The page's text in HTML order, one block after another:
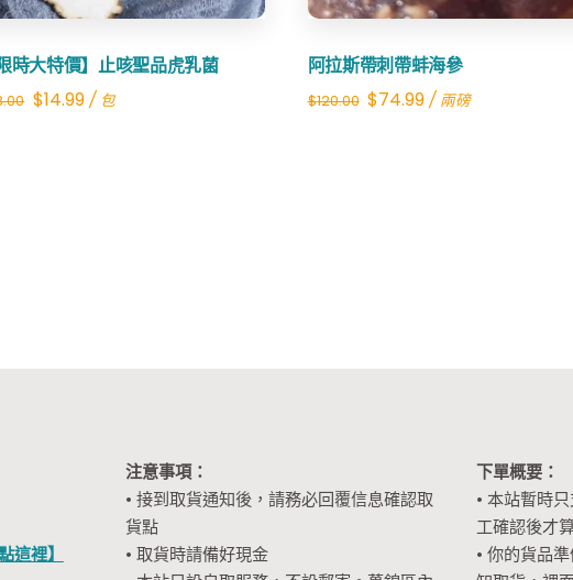
限時大特價】止咳聖品虎乳菌
Original
$14.99Current
/ 包
阿拉斯帶刺帶蚌海參
$120.00 Original
$74.99Current
/ 兩磅
點這裡】
注意事項：
• 接到取貨通知後，請務必回覆信息確認取
貨點
• 取貨時請備好現金
下單概要：
• 本站暫時
工確認後才
• 你的貨品